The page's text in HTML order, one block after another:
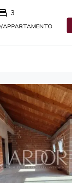
3
APPARTAMENTO